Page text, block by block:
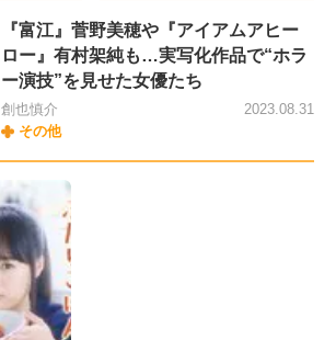
『富江』菅野美穂や『アイアムアヒー
ロー』有村架純も…実写化作品で“ホラ
ー演技”を見せた女優たち
創也慎介
その他
2023.08.31